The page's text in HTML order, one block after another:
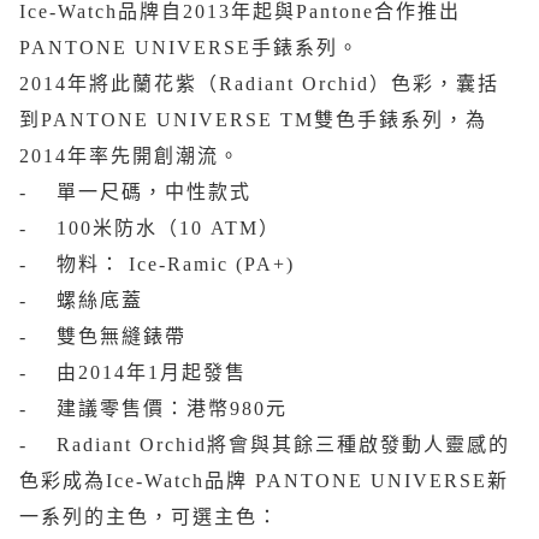
Ice-Watch品牌自2013年起與Pantone合作推出
PANTONE UNIVERSE手錶系列。
2014年將此蘭花紫（Radiant Orchid）色彩，囊括
到PANTONE UNIVERSE TM雙色手錶系列，為
2014年率先開創潮流。
- 單一尺碼，中性款式
- 100米防水（10 ATM）
- 物料： Ice-Ramic (PA+)
- 螺絲底蓋
- 雙色無縫錶帶
- 由2014年1月起發售
- 建議零售價：港幣980元
- Radiant Orchid將會與其餘三種啟發動人靈感的
色彩成為Ice-Watch品牌 PANTONE UNIVERSE新
一系列的主色，可選主色：